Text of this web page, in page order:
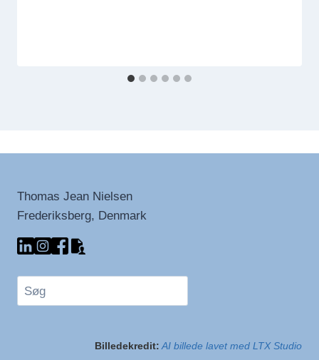
Thomas Jean Nielsen
Frederiksberg, Denmark
Søg
Billedekredit: AI billede lavet med LTX Studio